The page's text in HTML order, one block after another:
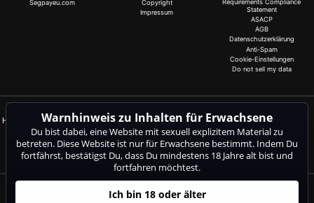
Segpayeu.com
Copyright
Impressum
Requirements Compliance
Statement
ASACP
AGB
Datenschutzerklärung
Anti-Spam
Cookie-Einstellungen
Do not sell my data
Hol Dir jetzt 20 Gratis-Coins für alle Livecams! 100 % gratis, kein Risiko, kein Abo!
Jetzt anmelden
Beschwerden und Entfernung von Inhalten
Warnhinweis zu Inhalten für Erwachsene
Du bist dabei, eine Website mit sexuell explizitem Material zu
betreten. Diese Website ist nur für Erwachsene bestimmt. Indem Du
fortfährst, bestätigst Du, dass Du mindestens 18 Jahre alt bist und
fortfahren möchtest.
Ich bin 18 oder älter